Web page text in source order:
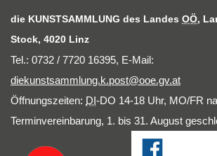
die KUNSTSAMMLUNG des Landes OÖ,
Stock, 4020 Linz
Tel.: 0732 / 7720 16395, E-Mail:
diekunstsammlung.k.post@ooe.gv.at
Öffnungszeiten: DI-DO 14-18 Uhr, MO/FR
Terminvereinbarung, 1. bis 31. August